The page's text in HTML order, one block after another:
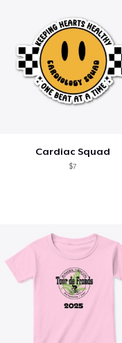
Cardiac Squad
$7